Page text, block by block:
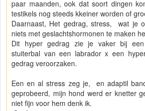
paar maanden, ook dat soort dingen
testikels nog steeds kkeiner worden of
Daarnaast, Het gedrag, stress, wat je
niets met geslachtshormonen te maken
Dit hyper gedrag zie je vaker bij
stuiterbal van een labrador x een
gedrag veroorzaken.
Een en al stress zeg je, en adaptil
geprobeerd, mijn hond werd er knetter
niet fijn voor hem denk ik.